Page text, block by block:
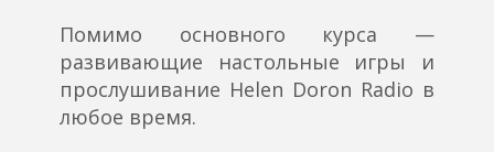
Помимо основного курса —
развивающие настольные игры и
прослушивание Helen Doron Radio в
любое время.